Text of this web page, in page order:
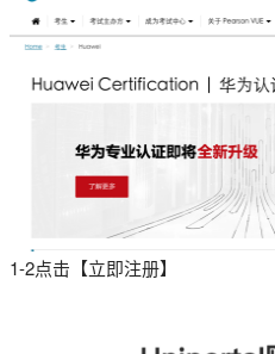
1-2点击【立即注册】